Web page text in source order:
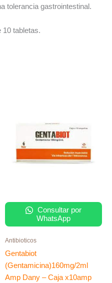
tolerancia gastrointestinal.
10 tabletas.
Consultar por
WhatsApp
Antibioticos
Gentabiot
(Gentamicina)160mg/2ml
Amp Dany – Caja x10amp